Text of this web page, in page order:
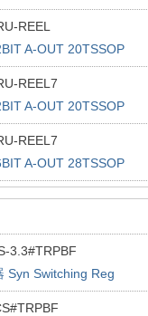
REEL
A-OUT 20TSSOP
REEL7
A-OUT 20TSSOP
REEL7
A-OUT 28TSSOP
3.3#TRPBF
Syn Switching Reg